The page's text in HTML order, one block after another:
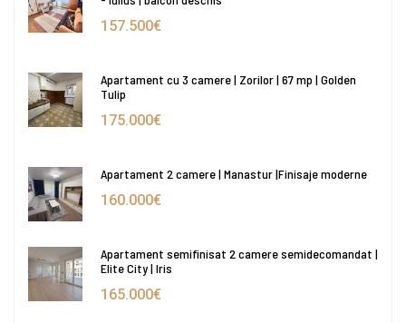
157.500€
Apartament cu 3 camere | Zorilor | 67 mp | Golden
Tulip
175.000€
Apartament 2 camere | Manastur |Finisaje moderne
160.000€
Apartament semifinisat 2 camere semidecomandat |
Elite City | Iris
165.000€